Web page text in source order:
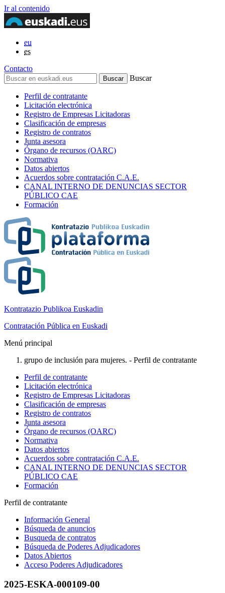
Ir al contenido
eu
es
Contacto
Buscar
Perfil de contratante
Licitación electrónica
Registro de Empresas Licitadoras
Clasificación de empresas
Registro de contratos
Junta asesora
Órgano de recursos (OARC)
Normativa
Datos abiertos
Acuerdos sobre contratación C.A.E.
CANAL INTERNO DE DENUNCIAS SECTOR
PÚBLICO CAE
Formación
Kontratazio Publikoa Euskadin
Contratación Pública en Euskadi
Menú principal
grupo de inclusión para mujeres. - Perfil de contratante
Perfil de contratante
Licitación electrónica
Registro de Empresas Licitadoras
Clasificación de empresas
Registro de contratos
Junta asesora
Órgano de recursos (OARC)
Normativa
Datos abiertos
Acuerdos sobre contratación C.A.E.
CANAL INTERNO DE DENUNCIAS SECTOR
PÚBLICO CAE
Formación
Perfil de contratante
Información General
Búsqueda de anuncios
Busqueda de contratos
Búsqueda de Poderes Adjudicadores
Datos Abiertos
Acceso Poderes Adjudicadores
2025-ESKA-000109-00